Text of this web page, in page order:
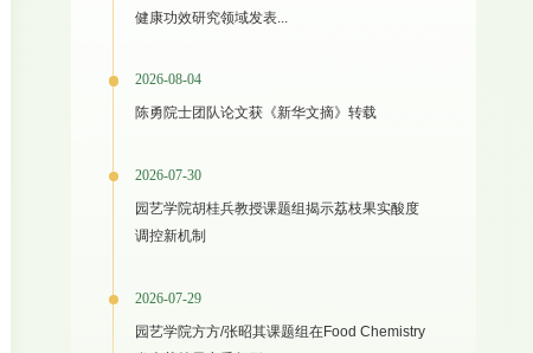
健康功效研究领域发表...
2026-08-04
陈勇院士团队论文获《新华文摘》转载
2026-07-30
园艺学院胡桂兵教授课题组揭示荔枝果实酸度
调控新机制
2026-07-29
园艺学院方方/张昭其课题组在Food Chemistry